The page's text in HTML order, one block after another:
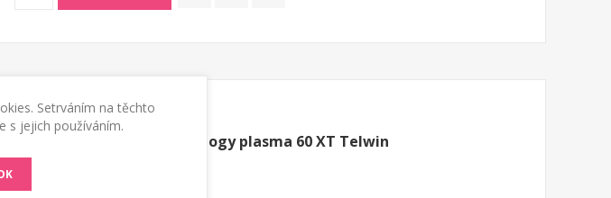
Plazmová řezačka Technology plasma 60 XT Telwin
Setrváním na těchto
s jejich používáním.